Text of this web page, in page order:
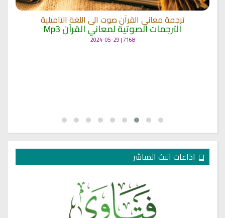
ترجمة معاني القرآن صوت الى اللغة التاميلية
الترجمات الصوتية لمعاني القرآن Mp3
7168 | 2024-05-29
اذاعات البث المباشر